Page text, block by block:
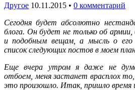
Другое 10.11.2015 • 0 комментарий
Сегодня будет абсолютно
блога. Он будет не только об армии,
и подобным вещам, а мысль о его
список следующих постов в моем
Еще вчера утром я даже не
отбоем, меня застанет врасплох
это произошло. Итак, пришло время